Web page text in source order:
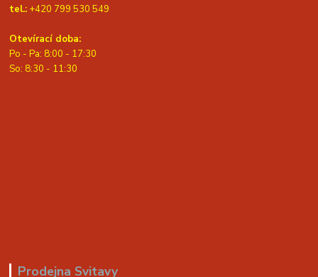
tel.: +420 799 530 549
Otevírací doba:
Po - Pa: 8:00 - 17:30
So: 8:30 - 11:30
Prodejna Svitavy